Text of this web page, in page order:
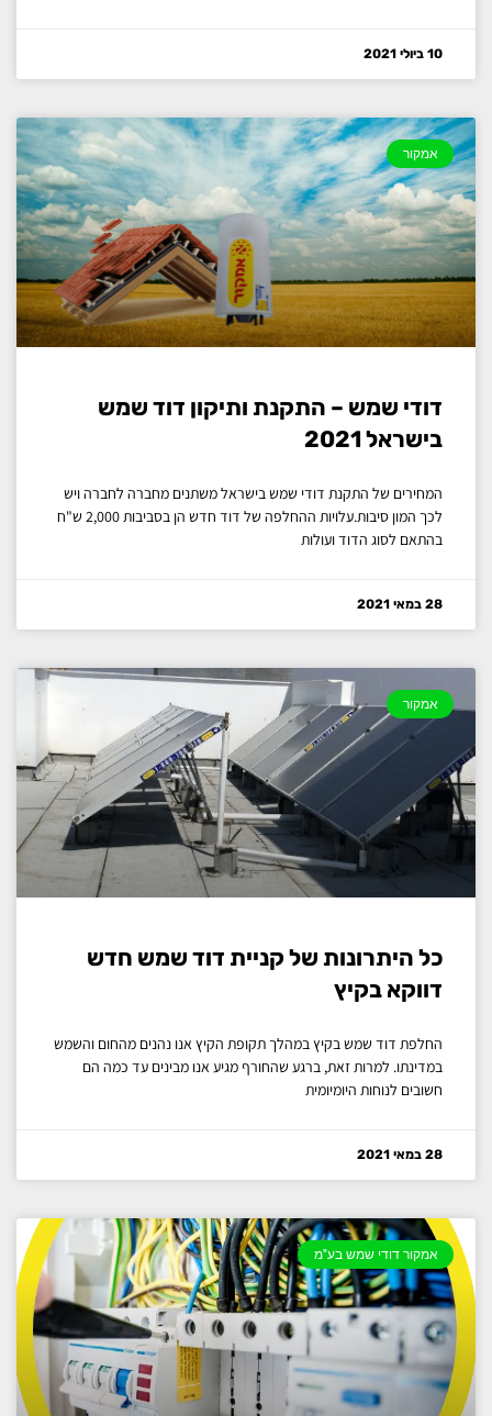
10 ביולי 2021
אמקור
דודי שמש – התקנת ותיקון דוד שמש
בישראל 2021
המחירים של התקנת דודי שמש בישראל משתנים מחברה לחברה ויש
לכך המון סיבות.עלויות ההחלפה של דוד חדש הן בסביבות 2,000 ש"ח
בהתאם לסוג הדוד ועולות
28 במאי 2021
אמקור
כל היתרונות של קניית דוד שמש חדש
דווקא בקיץ
החלפת דוד שמש בקיץ במהלך תקופת הקיץ אנו נהנים מהחום והשמש
במדינתו. למרות זאת, ברגע שהחורף מגיע אנו מבינים עד כמה הם
חשובים לנוחות היומיומית
28 במאי 2021
אמקור דודי שמש בע"מ